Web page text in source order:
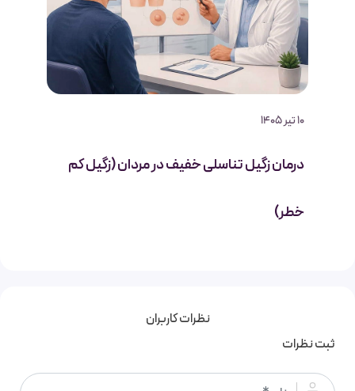
10 تیر 1405
درمان زگیل تناسلی خفیف در مردان (زگیل کم
خطر)
نظرات کاربران
ثبت نظرات